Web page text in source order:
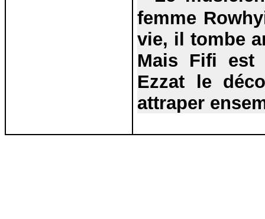
femme
vie, il tombe
Mais Fifi
Ezzat le
attraper